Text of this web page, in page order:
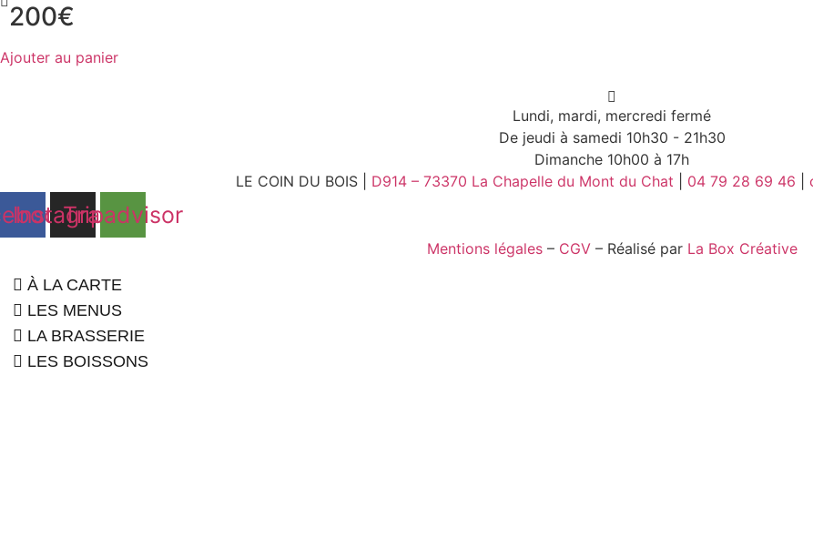
200€
Ajouter au panier
Lundi, mardi, mercredi fermé
De jeudi à samedi 10h30 - 21h30
Dimanche 10h00 à 17h
LE COIN DU BOIS | D914 – 73370 La Chapelle du Mont du Chat 04 79 28 69 46
Instagram
Tripadvisor
Mentions légales– CGV– Réalisé par La Box Créative
À LA CARTE
LES MENUS
LA BRASSERIE
LES BOISSONS